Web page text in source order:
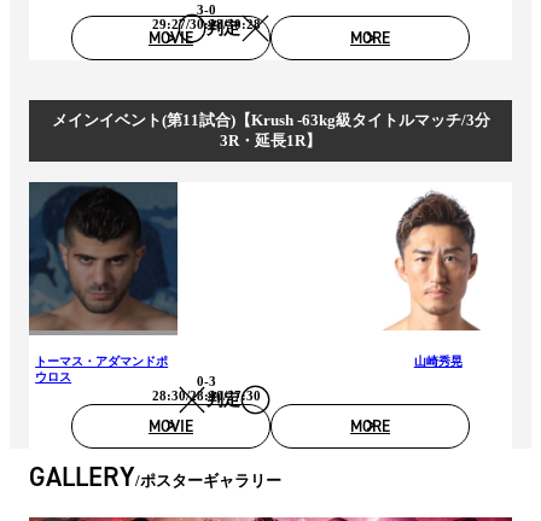
判定
3-0
29:27/30:28/30:28
MOVIE MORE
メインイベント(第11試合)【Krush -63kg級タイトルマッチ/3分
3R・延長1R】
トーマス・アダマンドポ
ウロス
判定
0-3
28:30/28:30/27:30
山崎秀晃
MOVIE MORE
GALLERY ポスターギャラリー